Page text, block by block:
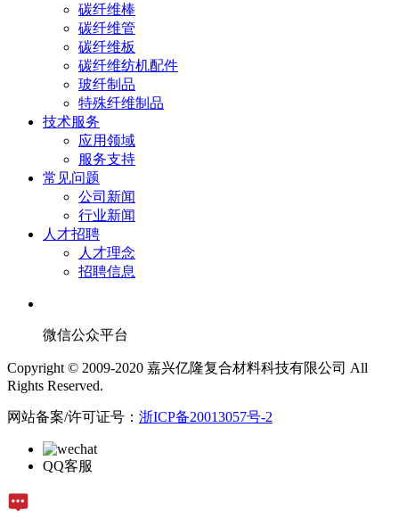
碳纤维棒
碳纤维管
碳纤维板
碳纤维纺机配件
玻纤制品
特殊纤维制品
技术服务
应用领域
服务支持
常见问题
公司新闻
行业新闻
人才招聘
人才理念
招聘信息
微信公众平台
Copyright © 2009-2020 嘉兴亿隆复合材料科技有限公司 All
Rights Reserved.
网站备案/许可证号： 浙ICP备20013057号-2
QQ客服